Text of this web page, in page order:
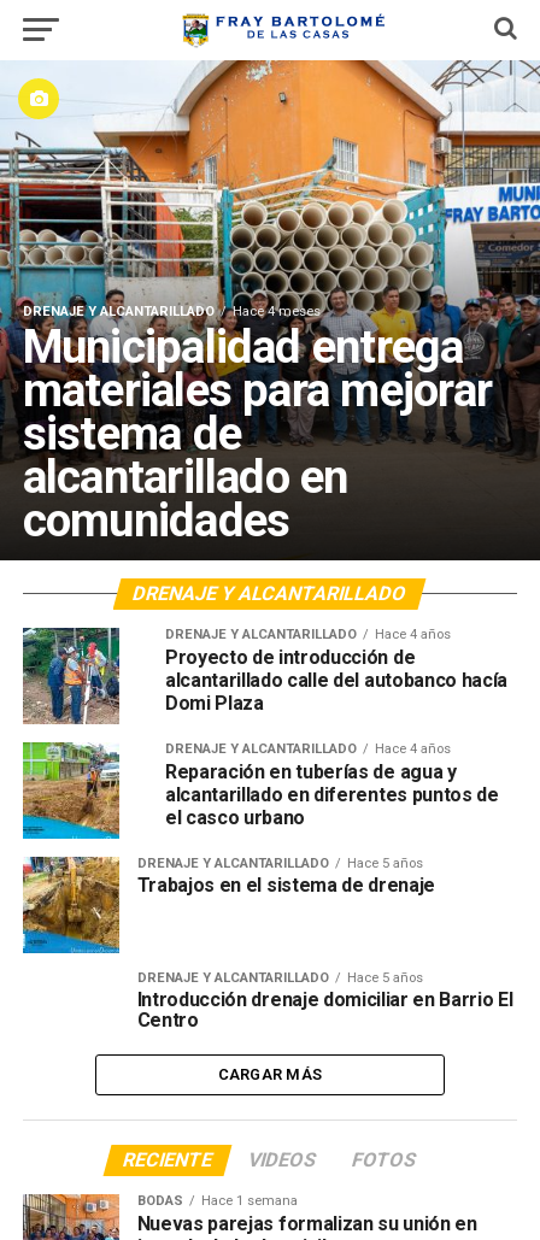
DRENAJE Y ALCANTARILLADO Hace 4 meses
Municipalidad entrega
materiales para mejorar
sistema de
alcantarillado en
comunidades
DRENAJE Y ALCANTARILLADO
DRENAJE Y ALCANTARILLADO Hace 4 años
Proyecto de introducción de
alcantarillado calle del autobanco hacía
Domi Plaza
DRENAJE Y ALCANTARILLADO Hace 4 años
Reparación en tuberías de agua y
alcantarillado en diferentes puntos de
el casco urbano
DRENAJE Y ALCANTARILLADO Hace 5 años
Trabajos en el sistema de drenaje
DRENAJE Y ALCANTARILLADO Hace 5 años
Introducción drenaje domiciliar en Barrio El
Centro
CARGAR MÁS
RECIENTE VIDEOS FOTOS
BODAS Hace 1 semana
Nuevas parejas formalizan su unión en